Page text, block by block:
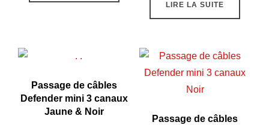
LIRE LA SUITE
Passage de câbles
Defender mini 3 canaux
Jaune & Noir
Passage de câbles